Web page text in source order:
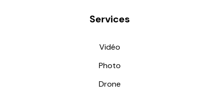
Services
Vidéo
Photo
Drone